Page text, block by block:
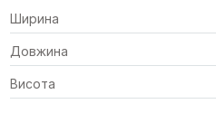
Ширина
Довжина
Висота